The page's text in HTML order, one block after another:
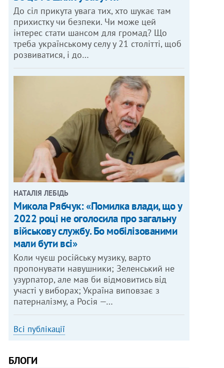
До сіл прикута увага тих, хто шукає там
прихистку чи безпеки. Чи може цей
інтерес стати шансом для громад? Що
треба українському селу у 21 столітті, щоб
розвиватися, і до…
НАТАЛІЯ ЛЕБІДЬ
Микола Рябчук: «Помилка влади, що у
2022 році не оголосила про загальну
військову службу. Бо мобілізованими
мали бути всі»
Коли чуєш російську музику, варто
пропонувати навушники; Зеленський не
узурпатор, але мав би відмовитись від
участі у виборах; Україна виповзає з
патерналізму, а Росія —…
Всі публікації
БЛОГИ